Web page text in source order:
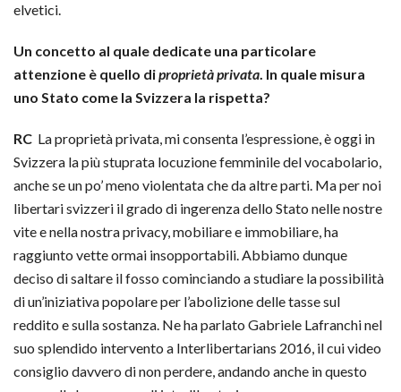
elvetici.
Un concetto al quale dedicate una particolare
attenzione è quello diproprietà privata. In quale misura
uno Stato come la Svizzera la rispetta?
RC La proprietà privata, mi consenta l’espressione, è oggi in
Svizzera la più stuprata locuzione femminile del vocabolario,
anche se un po’ meno violentata che da altre parti. Ma per noi
libertari svizzeri il grado di ingerenza dello Stato nelle nostre
vite e nella nostra privacy, mobiliare e immobiliare, ha
raggiunto vette ormai insopportabili. Abbiamo dunque
deciso di saltare il fosso cominciando a studiare la possibilità
di un’iniziativa popolare per l’abolizione delle tasse sul
reddito e sulla sostanza. Ne ha parlato Gabriele Lafranchi nel
suo splendido intervento a Interlibertarians 2016, il cui video
consiglio davvero di non perdere, andando anche in questo